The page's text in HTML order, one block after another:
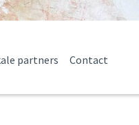
partners Contact